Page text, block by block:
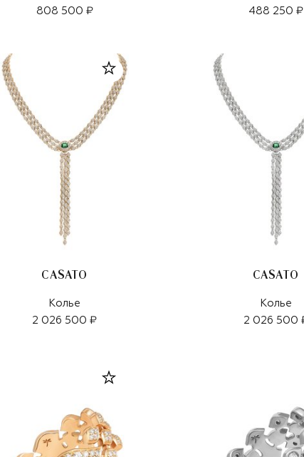
808 500 ₽
488 250 ₽
CASATO
Колье
2 026 500 ₽
CASATO
Колье
2 026 500